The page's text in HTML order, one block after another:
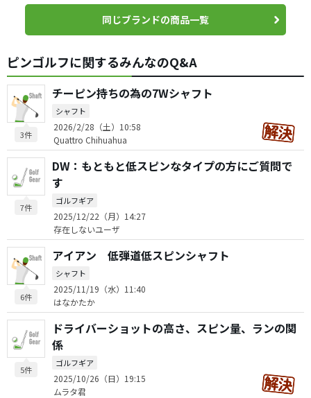
同じブランドの商品一覧
ピンゴルフに関するみんなのQ&A
3件
チーピン持ちの為の7Wシャフト
シャフト
2026/2/28（土）10:58
Quattro Chihuahua
7件
DW：もともと低スピンなタイプの方にご質問で
す
ゴルフギア
2025/12/22（月）14:27
存在しないユーザ
6件
アイアン 低弾道低スピンシャフト
シャフト
2025/11/19（水）11:40
はなかたか
5件
ドライバーショットの高さ、スピン量、ランの関
係
ゴルフギア
2025/10/26（日）19:15
ムラタ君